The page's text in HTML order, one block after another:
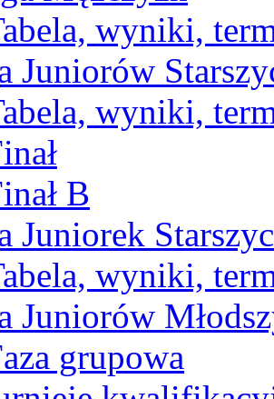
wyniki,
Juniorów
wyniki,
B
Juniorek
wyniki,
Juniorów
grupowa